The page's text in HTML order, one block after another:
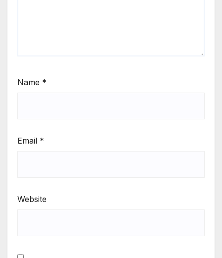
Name *
Email *
Website